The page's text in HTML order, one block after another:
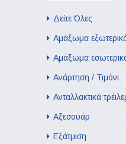
Δείτε Όλες
Αμάξωμα
Αμάξωμα
Ανάρτηση / Τιμόνι
Ανταλλακτικά
Αξεσουάρ
Εξάτμιση